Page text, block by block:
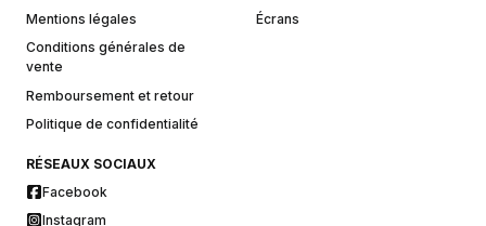
Mentions légales
Conditions générales de
vente
Remboursement et retour
Politique de confidentialité
Écrans
RÉSEAUX SOCIAUX
Facebook
Instagram